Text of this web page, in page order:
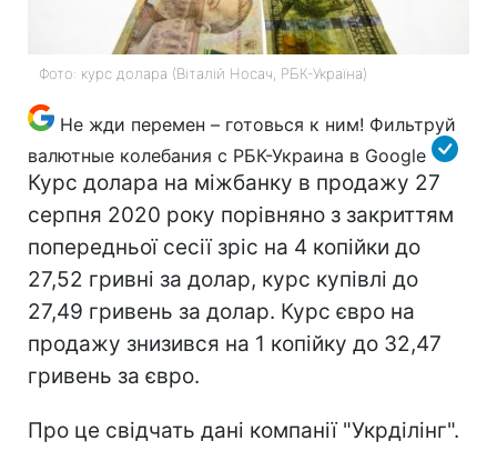
Фото: курс долара (Віталій Носач, РБК-Україна)
Не жди перемен – готовься к ним! Фильтруй
валютные колебания с РБК-Украина в Google
Курс долара на міжбанку в продажу 27
серпня 2020 року порівняно з закриттям
попередньої сесії зріс на 4 копійки до
27,52 гривні за долар, курс купівлі до
27,49 гривень за долар. Курс євро на
продажу знизився на 1 копійку до 32,47
гривень за євро.
Про це свідчать дані компанії "Укрділінг".